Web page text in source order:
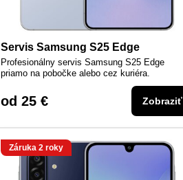
Servis Samsung S25 Edge
Profesionálny servis Samsung S25 Edge
priamo na pobočke alebo cez kuriéra.
od 25 € Zobraziť
Záruka 2 roky